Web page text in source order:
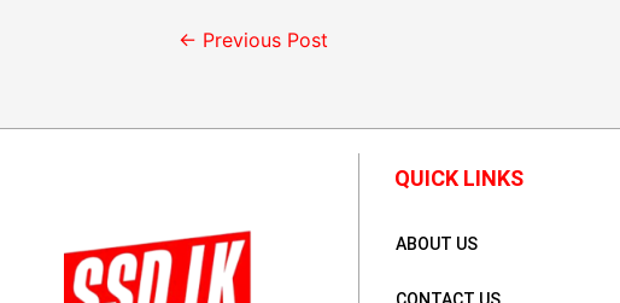
← Previous Post
QUICK LINKS
ABOUT US